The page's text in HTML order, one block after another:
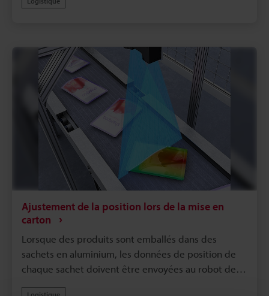
champ de vision plus large facilite la lecture et la
n’est requise.
Ajustement de la position lors de la mise en
carton
Lorsque des produits sont emballés dans des
sachets en aluminium, les données de position de
chaque sachet doivent être envoyées au robot de